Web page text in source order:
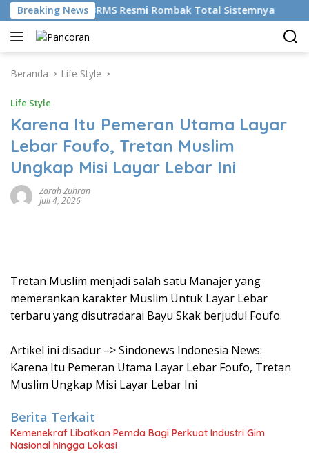
Langsung
ke
konten
Breaking News
AI, BRMS Resmi Rombak Total Sistemnya
Beranda Life Style
Life Style
Karena Itu Pemeran Utama Layar
Lebar Foufo, Tretan Muslim
Ungkap Misi Layar Lebar Ini
Zarah Zuhran
Juli 4, 2026
Tretan Muslim menjadi salah satu Manajer yang
memerankan karakter Muslim Untuk Layar Lebar
terbaru yang disutradarai Bayu Skak berjudul Foufo.
Artikel ini disadur –> Sindonews Indonesia News:
Karena Itu Pemeran Utama Layar Lebar Foufo, Tretan
Muslim Ungkap Misi Layar Lebar Ini
Berita Terkait
Kemenekraf Libatkan Pemda Bagi Perkuat Industri Gim
Nasional hingga Lokasi